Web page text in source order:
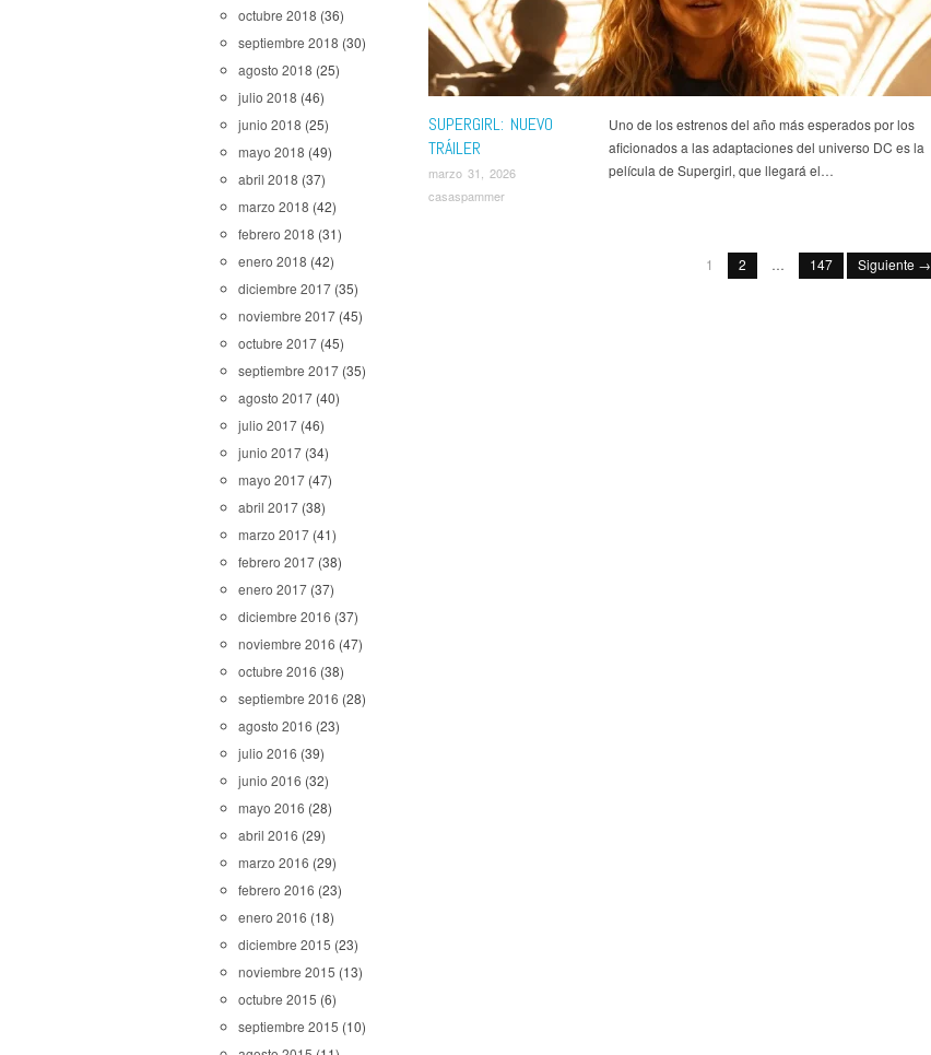
octubre 2018 (36)
septiembre 2018 (30)
agosto 2018 (25)
julio 2018 (46)
junio 2018 (25)
mayo 2018 (49)
abril 2018 (37)
marzo 2018 (42)
febrero 2018 (31)
enero 2018 (42)
diciembre 2017 (35)
noviembre 2017 (45)
octubre 2017 (45)
septiembre 2017 (35)
agosto 2017 (40)
julio 2017 (46)
junio 2017 (34)
mayo 2017 (47)
abril 2017 (38)
marzo 2017 (41)
febrero 2017 (38)
enero 2017 (37)
diciembre 2016 (37)
noviembre 2016 (47)
octubre 2016 (38)
septiembre 2016 (28)
agosto 2016 (23)
julio 2016 (39)
junio 2016 (32)
mayo 2016 (28)
abril 2016 (29)
marzo 2016 (29)
febrero 2016 (23)
enero 2016 (18)
diciembre 2015 (23)
noviembre 2015 (13)
octubre 2015 (6)
septiembre 2015 (10)
SUPERGIRL: NUEVO
TRÁILER
marzo 31, 2026
casaspammer
Uno de los estrenos del año más esperados por los
aficionados a las adaptaciones del universo DC es la
película de Supergirl, que llegará el…
1 2 … 147 Siguiente →